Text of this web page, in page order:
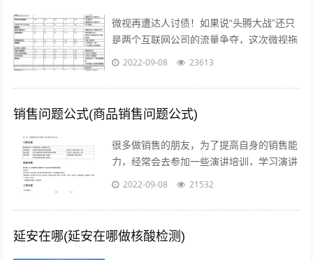
微视再遭达人讨债！如果说“头腾大战”还只
是两个互联网公司的流量争夺，这次微视拖
欠达人补贴额的行为，无疑是雪上加霜，让
2022-09-08 23613
销售问题公式(商品销售问题公式)
很多做销售的朋友，为了提高自身的销售能
力，经常会去参加一些演讲培训，学习演讲
能力，训练自己的执行力，树立强大销售自
2022-09-08 21532
延安在哪(延安在哪做核酸检测)